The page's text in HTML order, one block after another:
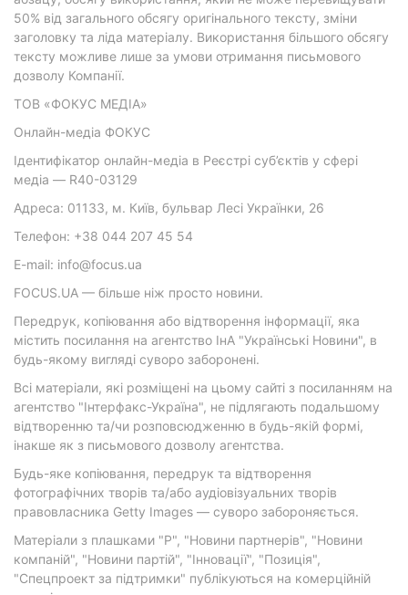
50% від загального обсягу оригінального тексту, зміни
заголовку та ліда матеріалу. Використання більшого обсягу
тексту можливе лише за умови отримання письмового
дозволу Компанії.
ТОВ «ФОКУС МЕДІА»
Онлайн-медіа ФОКУС
Ідентифікатор онлайн-медіа в Реєстрі суб’єктів у сфері
медіа — R40-03129
Адреса: 01133, м. Київ, бульвар Лесі Українки, 26
Телефон: +38 044 207 45 54
E-mail: info@focus.ua
FOCUS.UA — більше ніж просто новини.
Передрук, копіювання або відтворення інформації, яка
містить посилання на агентство ІнА "Українські Новини", в
будь-якому вигляді суворо заборонені.
Всі матеріали, які розміщені на цьому сайті з посиланням на
агентство "Інтерфакс-Україна", не підлягають подальшому
відтворенню та/чи розповсюдженню в будь-якій формі,
інакше як з письмового дозволу агентства.
Будь-яке копіювання, передрук та відтворення
фотографічних творів та/або аудіовізуальних творів
правовласника Getty Images — суворо забороняється.
Матеріали з плашками "Р", "Новини партнерів", "Новини
компаній", "Новини партій", "Інновації", "Позиція",
"Спецпроект за підтримки" публікуються на комерційній